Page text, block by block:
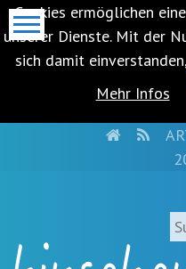
Cookies ermöglichen
unserer Dienste. Mit der
sich damit
Mehr Infos
springen
HOMERSS